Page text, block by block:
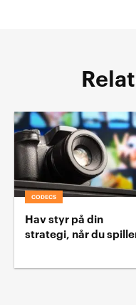
CODECS
Hav styr på din
strategi, når du